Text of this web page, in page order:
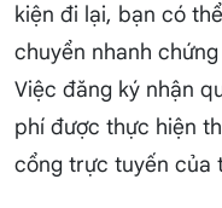
kiện đi lại, bạn có
chuyển nhanh
Việc đăng ký nhận
phí được thực hiện
cổng trực tuyến của